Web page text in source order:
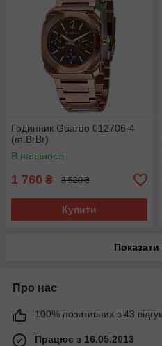
Годинник Guardo 012706-4
(m.BrBr)
В наявності
1 760 ₴ 3 520 ₴
Купити
Про нас
100% позитивних з 43
Працює з 16.05.2013